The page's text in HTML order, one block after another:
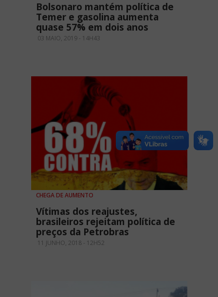
Bolsonaro mantém política de
Temer e gasolina aumenta
quase 57% em dois anos
03 MAIO, 2019 - 14H43
CHEGA DE AUMENTO
Vítimas dos reajustes,
brasileiros rejeitam política de
preços da Petrobras
11 JUNHO, 2018 - 12H52